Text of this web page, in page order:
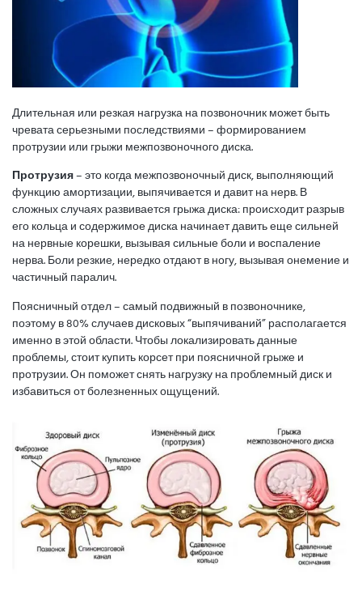
Длительная или резкая нагрузка на позвоночник может быть
чревата серьезными последствиями – формированием
протрузии или грыжи межпозвоночного диска.
Протрузия– это когда межпозвоночный диск, выполняющий
функцию амортизации, выпячивается и давит на нерв. В
сложных случаях развивается грыжа диска: происходит разрыв
его кольца и содержимое диска начинает давить еще сильней
на нервные корешки, вызывая сильные боли и воспаление
нерва. Боли резкие, нередко отдают в ногу, вызывая онемение и
частичный паралич.
Поясничный отдел – самый подвижный в позвоночнике,
поэтому в 80% случаев дисковых “выпячиваний” располагается
именно в этой области. Чтобы локализировать данные
проблемы, стоит купить корсет при поясничной грыже и
протрузии. Он поможет снять нагрузку на проблемный диск и
избавиться от болезненных ощущений.